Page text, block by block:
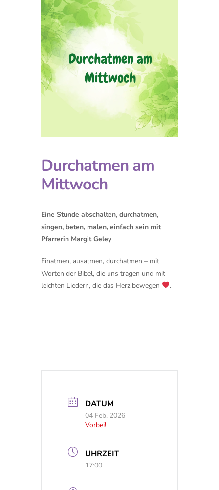
Durchatmen am
Mittwoch
Eine Stunde abschalten, durchatmen,
singen, beten, malen, einfach sein mit
Pfarrerin Margit Geley
Einatmen, ausatmen, durchatmen – mit
Worten der Bibel, die uns tragen und mit
leichten Liedern, die das Herz bewegen
.
DATUM
04 Feb. 2026
Vorbei!
UHRZEIT
17:00